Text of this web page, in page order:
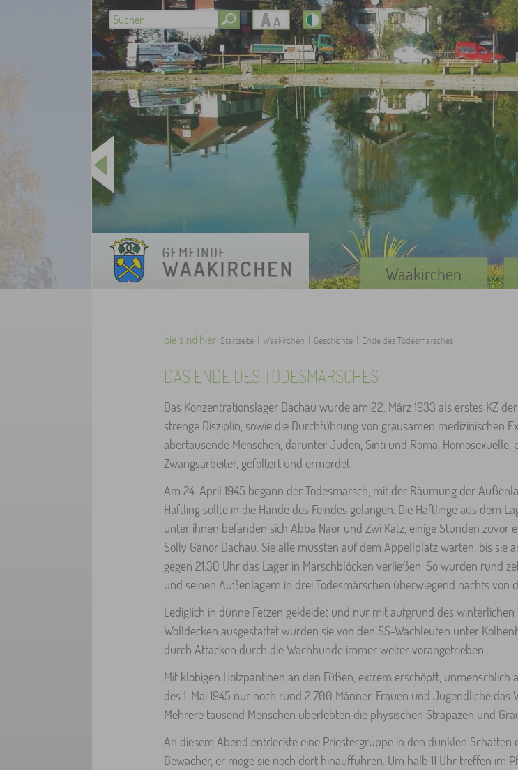
Waakirchen
Sie sind hier: Startseite | Waakirchen | Geschichte | Ende des Todesmarsches
DAS ENDE DES TODESMARSCHES
Das Konzentrationslager Dachau wurde am 22. März 1933 als erstes KZ
strenge Disziplin, sowie die Durchführung von grausamen medizinischen
abertausende Menschen, darunter Juden, Sinti und Roma,
Zwangsarbeiter, gefoltert und ermordet.
Am 24. April 1945 begann der Todesmarsch, mit der Räumung der
Häftling sollte in die Hände des Feindes gelangen. Die Häftlinge aus dem
unter ihnen befanden sich Abba Naor und Zwi Katz, einige Stunden
Solly Ganor Dachau. Sie alle mussten auf dem Appellplatz warten, bis
gegen 21.30 Uhr das Lager in Marschblöcken verließen. So wurden rund
und seinen Außenlagern in drei Todesmärschen überwiegend nachts von
Lediglich in dünne Fetzen gekleidet und nur mit aufgrund des
Wolldecken ausgestattet wurden sie von den SS-Wachleuten unter
durch Attacken durch die Wachhunde immer weiter vorangetrieben.
Mit klobigen Holzpantinen an den Füßen, extrem erschöpft,
des 1. Mai 1945 nur noch rund 2.700 Männer, Frauen und Jugendliche
Mehrere tausend Menschen überlebten die physischen Strapazen und
An diesem Abend entdeckte eine Priestergruppe in den dunklen
Bewacher, er möge sie noch dort hinaufführen. Um halb 11 Uhr treffen im